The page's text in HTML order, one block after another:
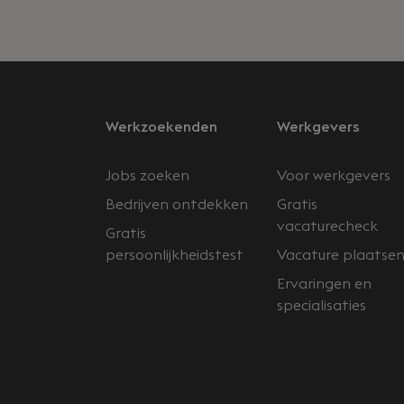
Werkzoekenden
Jobs zoeken
Bedrijven ontdekken
Gratis
persoonlijkheidstest
Werkgevers
Voor werkgevers
Gratis
vacaturecheck
Vacature plaatsen
Ervaringen en
specialisaties